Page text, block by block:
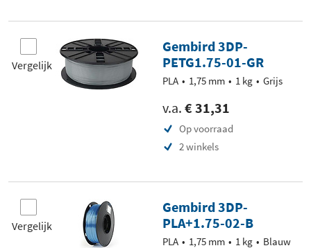
Vergelijk
Gembird 3DP-
PETG1.75-01-GR
PLA 1,75 mm 1 kg Grijs
v.a. € 31,31
Op voorraad
2 winkels
Vergelijk
Gembird 3DP-
PLA+1.75-02-B
PLA 1,75 mm 1 kg Blauw